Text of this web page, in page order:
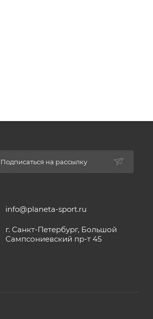
Подписаться на рассылку
info@planeta-sport.ru
г. Санкт-Петербург, Большой
Сампсониевский пр-т 45